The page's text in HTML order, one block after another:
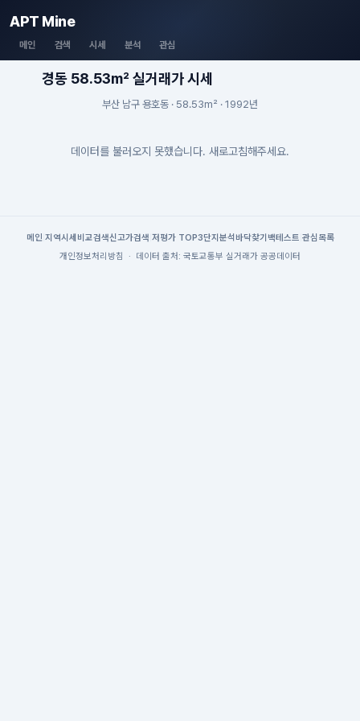
APT Mine
메인 검색 시세 분석 관심
경동 58.53m² 실거래가 시세
부산 남구 용호동 · 58.53m² · 1992년
데이터를 불러오지 못했습니다. 새로고침해주세요.
메인| 지역시세 비교검색신고가검색 저평가 TOP3단지분석 바닥찾기 백테스트 관심목록
개인정보처리방침
· 데이터 출처: 국토교통부 실거래가 공공데이터